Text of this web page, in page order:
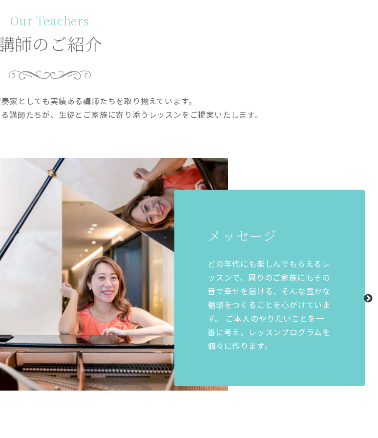
Our Teachers
師のご紹介
家としても実績ある講師たちを取り揃えています。
講師たちが、生徒とご家族に寄り添うレッスンをご提案いたします。
メッセージ
どの年代にも楽しんでもらえるレ
ッスンで、周りのご家族にもその
音で幸せを届ける、そんな豊かな
循環をつくることを心がけていま
す。 ご本人のやりたいことを一
番に考え、レッスンプログラムを
個々に作ります。